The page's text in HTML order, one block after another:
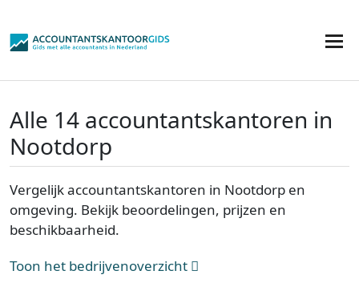
Alle 14 accountantskantoren in
Nootdorp
Vergelijk accountantskantoren in Nootdorp en
omgeving. Bekijk beoordelingen, prijzen en
beschikbaarheid.
Toon het bedrijvenoverzicht